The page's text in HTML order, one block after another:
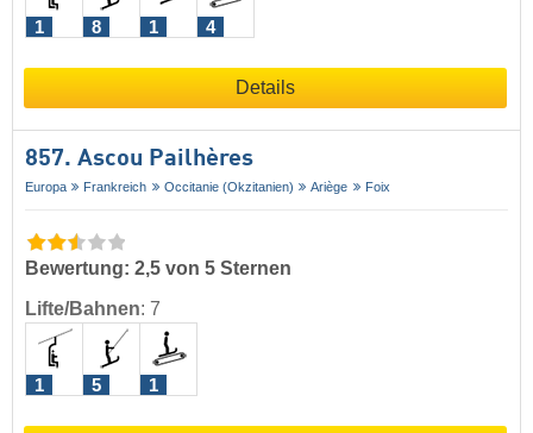
1 8 1 4
Details
857. Ascou Pailhères
Europa Frankreich Occitanie (Okzitanien) Ariège Foix
Bewertung: 2,5 von 5 Sternen
Lifte/Bahnen: 7
1 5 1